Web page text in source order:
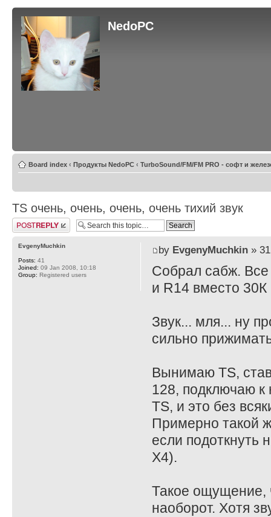
NedoPC
Board index ‹ Продукты NedoPC ‹ TurboSound/FM/FM PRO - софт и
TS очень, очень, очень, очень тихий звук
Post a reply
by EvgenyMuchkin» 31
Собрал сабж.
и R14 вместо 30К
Звук... мля... ну
сильно
Вынимаю TS,
128, подключаю к
TS, и это без
Примерно такой
если подоткнуть
X4).
Такое ощущение,
наоборот. Хотя
EvgenyMuchkin
Posts: 41
Joined: 09 Jan 2008, 10:18
Group: Registered users